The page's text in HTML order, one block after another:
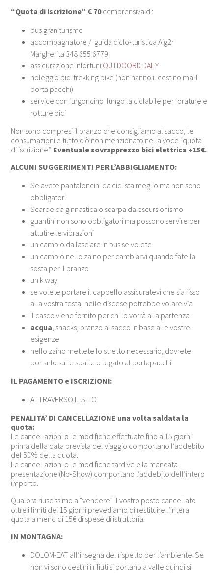
“Quota di iscrizione” € 70comprensiva di:
bus gran turismo
accompagnatore / guida ciclo-turistica Aig2r
Margherita 348 655 6779
assicurazione infortuni OUTDOORD DAILY
noleggio bici trekking bike (non hanno il cestino ma il
porta pacchi)
service con furgoncino lungo la ciclabile per forature e
rotture bici
Non sono compresi il pranzo che consigliamo al sacco, le
consumazioni e tutto ciò non menzionato nella voce “quota
di iscrizione”. Eventuale sovrapprezzo bici elettrica +15€.
ALCUNI SUGGERIMENTI PER L’ABBIGLIAMENTO:
Se avete pantaloncini da ciclista meglio ma non sono
obbligatori
Scarpe da ginnastica o scarpa da escursionismo
guantini non sono obbligatori ma possono servire per
attutire le vibrazioni
un cambio da lasciare in bus se volete
un cambio nello zaino per cambiarvi quando fate la
sosta per il pranzo
un k way
se volete portare il cappello assicuratevi che sia fisso
alla vostra testa, nelle discese potrebbe volare via
il casco viene fornito per chi lo vorrà alla partenza
acqua, snacks, pranzo al sacco in base alle vostre
esigenze
nello zaino mettete lo stretto necessario, dovrete
portarlo sulle spalle o legato al portapacchi.
IL PAGAMENTO e ISCRIZIONI:
ATTRAVERSO IL SITO
PENALITA’ DI CANCELLAZIONE una volta saldata la
quota:
Le cancellazioni o le modifiche effettuate fino a 15 giorni
prima della data prevista del viaggio comportano l’addebito
del 50% della quota.
Le cancellazioni o le modifiche tardive e la mancata
presentazione (No-Show) comportano l’addebito dell’intero
importo.
Qualora riuscissimo a “vendere” il vostro posto cancellato
oltre i limiti dei 15 giorni prevediamo di restituire l’intera
quota a meno di 15€ di spese di istruttoria.
IN MONTAGNA:
DOLOM-EAT all’insegna del rispetto per l’ambiente. Se
non vi sono cestini i rifiuti si portano a valle quindi si